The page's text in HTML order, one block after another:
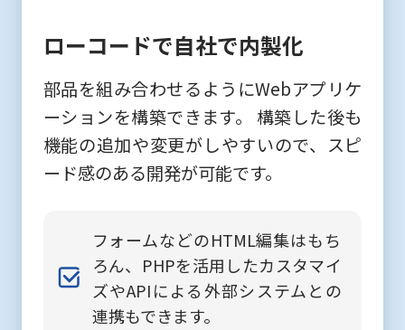
ローコードで自社で内製化
部品を組み合わせるようにWebアプリケ
ーションを構築できます。 構築した後も
機能の追加や変更がしやすいので、スピ
ード感のある開発が可能です。
フォームなどのHTML編集はもち
ろん、PHPを活用したカスタマイ
ズやAPIによる外部システムとの
連携もできます。